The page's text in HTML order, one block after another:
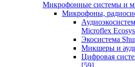
Микрофонные системы и
Микрофоны,
Microflex
Экосистема
Микшеры и
Цифровая
[59]